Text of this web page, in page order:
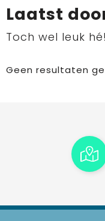
Laatst
Toch wel leuk hé!
Geen resultaten